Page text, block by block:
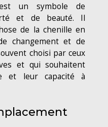
un symbole de
et de beauté. Il
de la chenille en
changement et de
choisi par ceux
et qui souhaitent
et leur capacité à